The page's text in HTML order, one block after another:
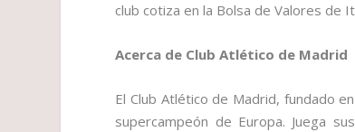
club cotiza en la Bolsa de Valores de
Acerca de Club Atlético de Madrid
El Club Atlético de Madrid, fundado
supercampeón de Europa. Juega